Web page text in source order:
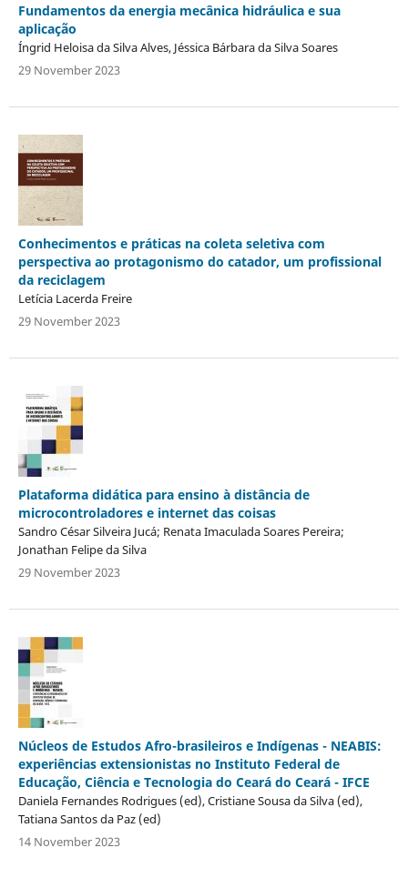
Fundamentos da energia mecânica hidráulica e sua
aplicação
Íngrid Heloisa da Silva Alves, Jéssica Bárbara da Silva Soares
29 November 2023
Conhecimentos e práticas na coleta seletiva com
perspectiva ao protagonismo do catador, um profissional
da reciclagem
Letícia Lacerda Freire
29 November 2023
Plataforma didática para ensino à distância de
microcontroladores e internet das coisas
Sandro César Silveira Jucá; Renata Imaculada Soares Pereira;
Jonathan Felipe da Silva
29 November 2023
Núcleos de Estudos Afro-brasileiros e Indígenas - NEABIS:
experiências extensionistas no Instituto Federal de
Educação, Ciência e Tecnologia do Ceará do Ceará - IFCE
Daniela Fernandes Rodrigues (ed), Cristiane Sousa da Silva (ed),
Tatiana Santos da Paz (ed)
14 November 2023